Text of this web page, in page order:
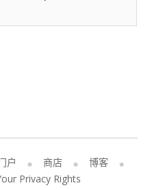
户 商店
博客
Privacy Rights